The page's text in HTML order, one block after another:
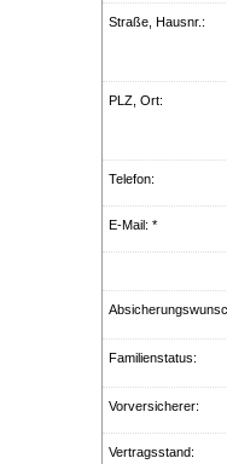
Straße, Hausnr.:
PLZ, Ort:
Telefon:
E-Mail: *
Familienstatus:
Vorversicherer:
Vertragsstand: